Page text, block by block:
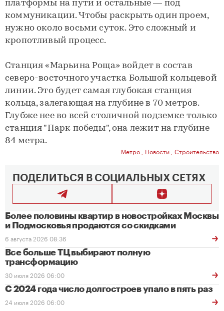
платформы на пути и остальные — под
коммуникации. Чтобы раскрыть один проем,
нужно около восьми суток. Это сложный и
кропотливый процесс.
Станция «Марьина Роща» войдет в состав
северо-восточного участка Большой кольцевой
линии. Это будет самая глубокая станция
кольца, залегающая на глубине в 70 метров.
Глубже нее во всей столичной подземке только
станция "Парк победы", она лежит на глубине
84 метра.
Метро Новости Строительство
ПОДЕЛИТЬСЯ В СОЦИАЛЬНЫХ СЕТЯХ
Более половины квартир в новостройках Москвы
и Подмосковья продаются со скидками
6 августа 2026 08:36
Все больше ТЦ выбирают полную
трансформацию
30 июля 2026 06:00
С 2024 года число долгостроев упало в пять раз
24 июля 2026 06:00